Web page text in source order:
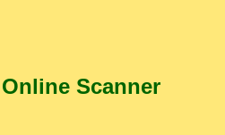
Scanner